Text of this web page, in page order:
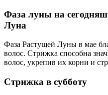
Фаза луны на
Луна
Фаза Растущей Луны в мае
волос. Стрижка способна
волос, укрепив их корни и
Стрижка в субботу